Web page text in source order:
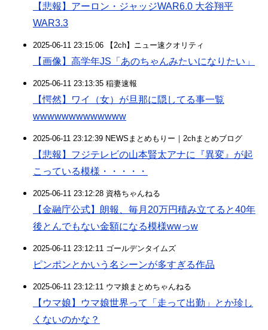
【悲報】アーロン・ジャッジWAR6.0 大谷翔平
WAR3.3
2025-06-11 23:15:06 【2ch】ニュー速クオリティ
【画像】高学年JS「あのちゃんみたいになりたい」
2025-06-11 23:13:35 稲妻速報
【愕然】ワイ（女）が旦那に隠してる事一覧
wwwwwwwwwwwww
2025-06-11 23:12:39 NEWSまとめもりー｜2chまとめブログ
【悲報】フジテレビの山本賢太アナに『異変』が起
こっている模様・・・・・
2025-06-11 23:12:28 資格ちゃんねる
【金融庁公式】朗報、毎月20万円積み立てると40年
後とんでもない金額になる模様wwっw
2025-06-11 23:12:11 ゴールデンタイムズ
ピンポンとかいう名シーンが多すぎる作品
2025-06-11 23:12:11 ウマ娘まとめちゃんねる
【ウマ娘】ウマ娘世界って「走って出勤」とか珍し
くないのかな？